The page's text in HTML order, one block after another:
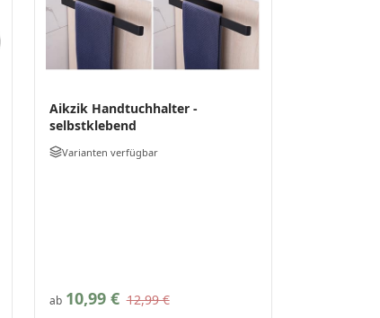
Aikzik Handtuchhalter -
selbstklebend
Varianten verfügbar
ab 10,99 € 12,99 €